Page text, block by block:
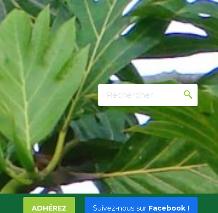
Rechercher
Suivez-nous sur Facebook !
ADHÉREZ